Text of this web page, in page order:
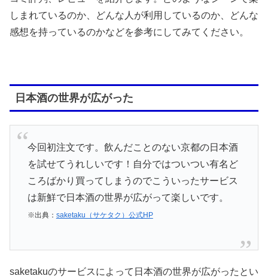
しまれているのか、どんな人が利用しているのか、どんな
感想を持っているのかなどを参考にしてみてください。
日本酒の世界が広がった
今回初注文です。飲んだことのない京都の日本酒
を試せてうれしいです！自分ではついつい有名ど
ころばかり買ってしまうのでこういったサービス
は新鮮で日本酒の世界が広がって楽しいです。
※出典： saketaku（サケタク）公式HP
saketakuのサービスによって日本酒の世界が広がったとい